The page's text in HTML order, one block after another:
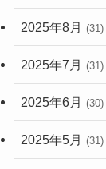
2025年8月 (31)
2025年7月 (31)
2025年6月 (30)
2025年5月 (31)